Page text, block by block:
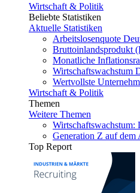
Wirtschaft & Politik
Beliebte Statistiken
Aktuelle Statistiken
Arbeitslosenquote
Bruttoinlandsprodukt
Monatliche
Wirtschaftswachstum
Wertvollste
Wirtschaft & Politik
Themen
Weitere Themen
Wirtschaftswachstum:
Generation Z auf dem
Top Report